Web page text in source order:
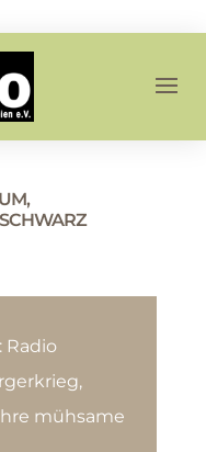
Radio
mühsame